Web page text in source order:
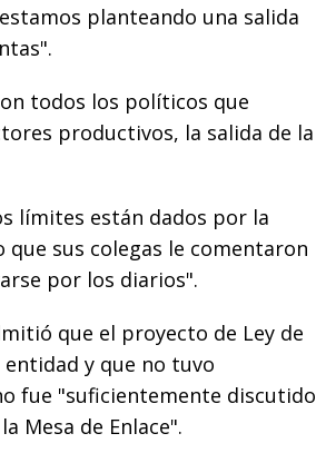
planteando una salida
todos los políticos que
productivos, la salida de la
límites están dados por la
sus colegas le comentaron
por los diarios".
que el proyecto de Ley de
y que no tuvo
fue "suficientemente discutido
Mesa de Enlace".